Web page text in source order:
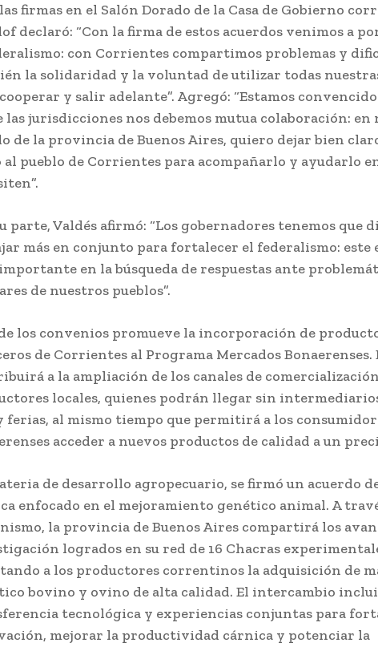
firmas en el Salón Dorado de la Casa de Gobierno
declaró: “Con la firma de estos acuerdos venimos a
con Corrientes compartimos problemas y
la solidaridad y la voluntad de utilizar todas
y salir adelante”. Agregó: “Estamos
las jurisdicciones nos debemos mutua colaboración: en
de la provincia de Buenos Aires, quiero dejar bien
pueblo de Corrientes para acompañarlo y ayudarlo
parte, Valdés afirmó: “Los gobernadores tenemos que
más en conjunto para fortalecer el federalismo: este
en la búsqueda de respuestas ante
de nuestros pueblos”.
los convenios promueve la incorporación de
de Corrientes al Programa Mercados Bonaerenses.
a la ampliación de los canales de
locales, quienes podrán llegar sin
ferias, al mismo tiempo que permitirá a los
acceder a nuevos productos de calidad a un
de desarrollo agropecuario, se firmó un acuerdo
enfocado en el mejoramiento genético animal. A
la provincia de Buenos Aires compartirá los
logrados en su red de 16 Chacras
a los productores correntinos la adquisición de
bovino y ovino de alta calidad. El intercambio
tecnológica y experiencias conjuntas para
mejorar la productividad cárnica y potenciar la